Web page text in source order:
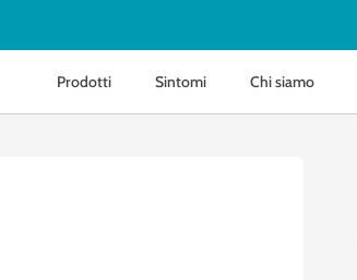
Prodotti Sintomi Chi siamo